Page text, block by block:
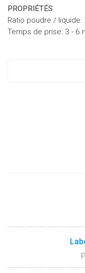
PROPRIÉTÉS
Ratio poudre /
Temps de prise: 3 - 6